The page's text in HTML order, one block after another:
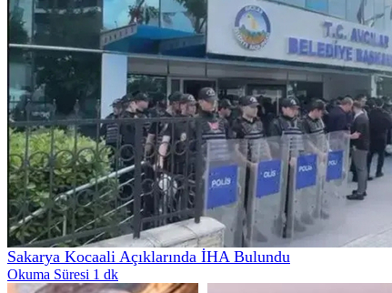
Sakarya Kocaali Açıklarında İHA Bulundu
Okuma Süresi 1 dk